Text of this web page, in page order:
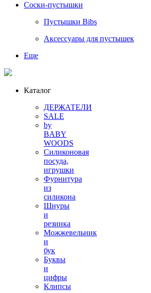
Соски-пустышки
Пустышки Bibs
Аксессуары для пустышек
Еще
Каталог
ДЕРЖАТЕЛИ
SALE
by
BABY
WOODS
Силиконовая
посуда,
игрушки
Фурнитура
из
силикона
Шнуры
и
резинка
Можжевельник
и
бук
Буквы
и
цифры
Клипсы